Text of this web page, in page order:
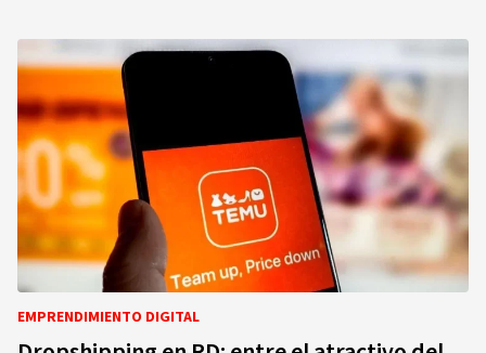
EMPRENDIMIENTO DIGITAL